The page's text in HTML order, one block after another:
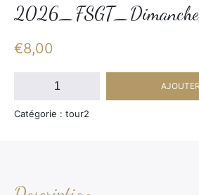
€8,00
quantité
2026_FSGT_Dimanche_tour2_143
Catégorie : tour2
Photos